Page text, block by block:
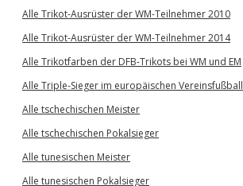
Alle Trikot-Ausrüster der WM-Teilnehmer 2010
Alle Trikot-Ausrüster der WM-Teilnehmer 2014
Alle Trikotfarben der DFB-Trikots bei WM und EM
Alle Triple-Sieger im europäischen Vereinsfußball
Alle tschechischen Meister
Alle tschechischen Pokalsieger
Alle tunesischen Meister
Alle tunesischen Pokalsieger